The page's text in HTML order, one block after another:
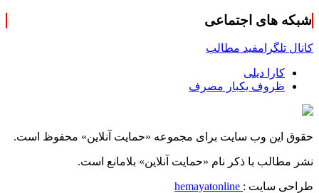
شبکه های اجتماعی
کانال تلگرامفید مطالب
کارا دیلی
ظروف یکبار مصرف
حقوق این وب سایت برای مجموعه «حمایت‌ آنلاین» محفوظ است.
نشر مطالب با ذکر نام «حمایت‌ آنلاین» بلامانع است.
طراحی سایت :